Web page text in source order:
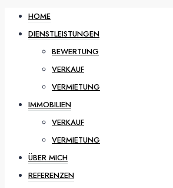
HOME
DIENSTLEISTUNGEN
BEWERTUNG
VERKAUF
VERMIETUNG
IMMOBILIEN
VERKAUF
VERMIETUNG
ÜBER MICH
REFERENZEN